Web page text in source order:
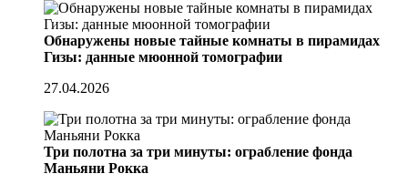
Обнаружены новые тайные комнаты в пирамидах
Гизы: данные мюонной томографии
27.04.2026
Три полотна за три минуты: ограбление фонда
Маньяни Рокка